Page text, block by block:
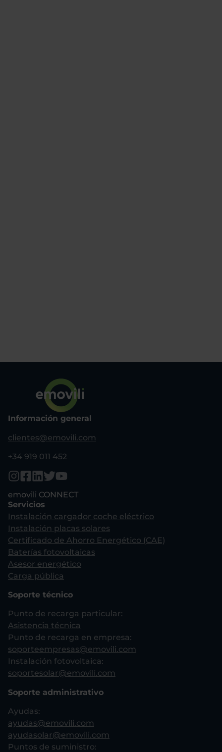
Información general
clientes@emovili.com
+34 919 011 452
emovili CONNECT
Servicios
Instalación cargador coche eléctrico
Instalación placas solares
Certificado de Ahorro Energético (CAE)
Baterías fotovoltaicas
Asesor energético
Carga pública
Soporte técnico
Punto de recarga particular:
Asistencia técnica
Punto de recarga en empresa:
soporteempresas@emovili.com
Instalación fotovoltaica:
soportesolar@emovili.com
Soporte administrativo
Ayudas:
ayudas@emovili.com
ayudasolar@emovili.com
Puntos de suministro: